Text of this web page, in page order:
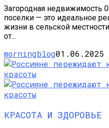
Загородная недвижимость
поселки — это идеальное
жизни в сельской
от...
morningblog01.06.2025
КРАСОТА И ЗДОРОВЬЕ